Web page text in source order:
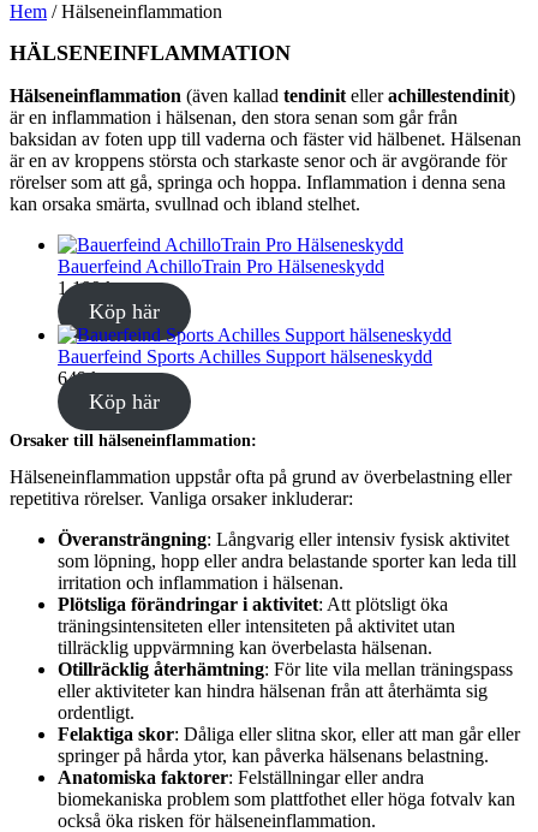
Hem / Hälseneinflammation
HÄLSENEINFLAMMATION
Hälseneinflammation (även kallad tendinit ellerachillestendinit)
är en inflammation i hälsenan, den stora senan som går från
baksidan av foten upp till vaderna och fäster vid hälbenet. Hälsenan
är en av kroppens största och starkaste senor och är avgörande för
rörelser som att gå, springa och hoppa. Inflammation i denna sena
kan orsaka smärta, svullnad och ibland stelhet.
Bauerfeind AchilloTrain Pro Hälseneskydd
1,199kr
Köp här
Bauerfeind Sports Achilles Support hälseneskydd
649kr
Köp här
Orsaker till hälseneinflammation:
Hälseneinflammation uppstår ofta på grund av överbelastning eller
repetitiva rörelser. Vanliga orsaker inkluderar:
Överansträngning: Långvarig eller intensiv fysisk aktivitet
som löpning, hopp eller andra belastande sporter kan leda till
irritation och inflammation i hälsenan.
Plötsliga förändringar i aktivitet: Att plötsligt öka
träningsintensiteten eller intensiteten på aktivitet utan
tillräcklig uppvärmning kan överbelasta hälsenan.
Otillräcklig återhämtning: För lite vila mellan träningspass
eller aktiviteter kan hindra hälsenan från att återhämta sig
ordentligt.
Felaktiga skor: Dåliga eller slitna skor, eller att man går eller
springer på hårda ytor, kan påverka hälsenans belastning.
Anatomiska faktorer: Felställningar eller andra
biomekaniska problem som plattfothet eller höga fotvalv kan
också öka risken för hälseneinflammation.